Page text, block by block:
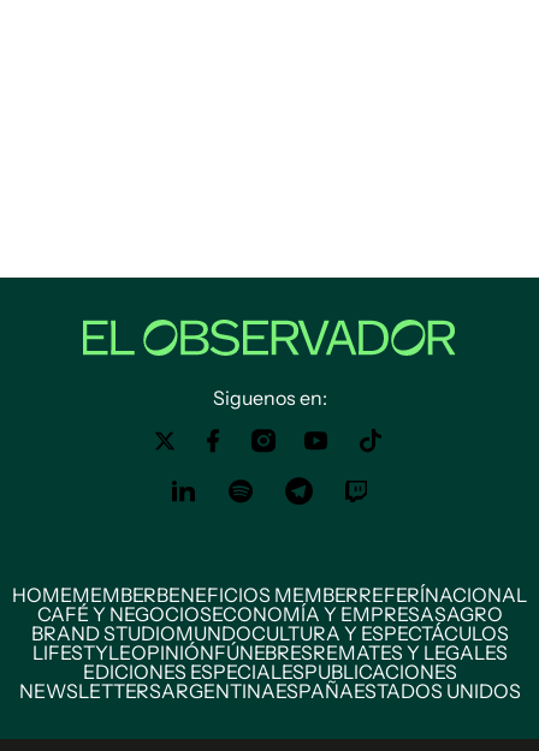
Siguenos en:
HOMEMEMBERBENEFICIOS MEMBERREFERÍNACIONAL
CAFÉ Y NEGOCIOSECONOMÍA Y EMPRESASAGRO
BRAND STUDIOMUNDOCULTURA Y ESPECTÁCULOS
LIFESTYLEOPINIÓNFÚNEBRESREMATES Y LEGALES
EDICIONES ESPECIALESPUBLICACIONES
NEWSLETTERSARGENTINAESPAÑAESTADOS UNIDOS